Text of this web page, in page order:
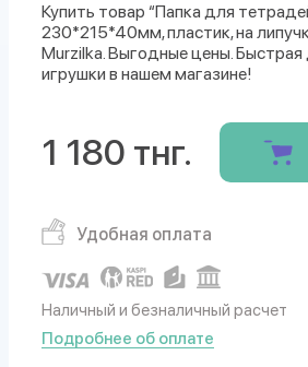
Купить товар “Папка для
230*215*40мм, пластик, на
Murzilka. Выгодные цены. Быстрая
игрушки в нашем магазине!
1 180 тнг.
Удобная оплата
Наличный и безналичный расчет
Подробнее об оплате